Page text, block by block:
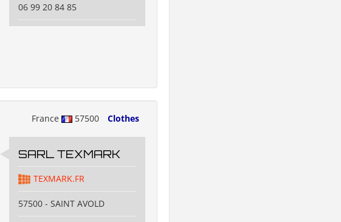
06 99 20 84 85
France 57500 Clothes
SARL TEXMARK
TEXMARK.FR
57500 - SAINT AVOLD